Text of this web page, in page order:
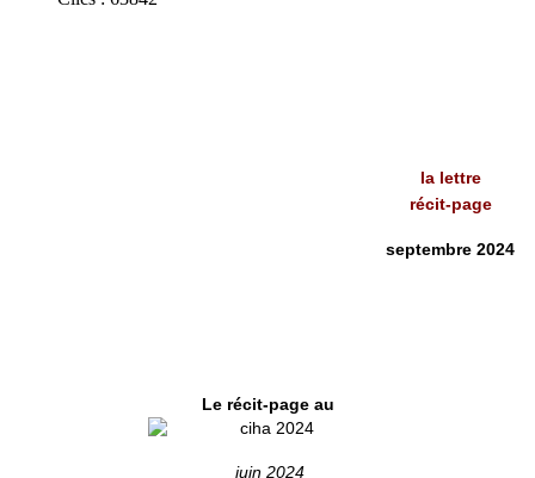
la lettre
récit-page
septembre 2024
Le récit-page au
juin 2024